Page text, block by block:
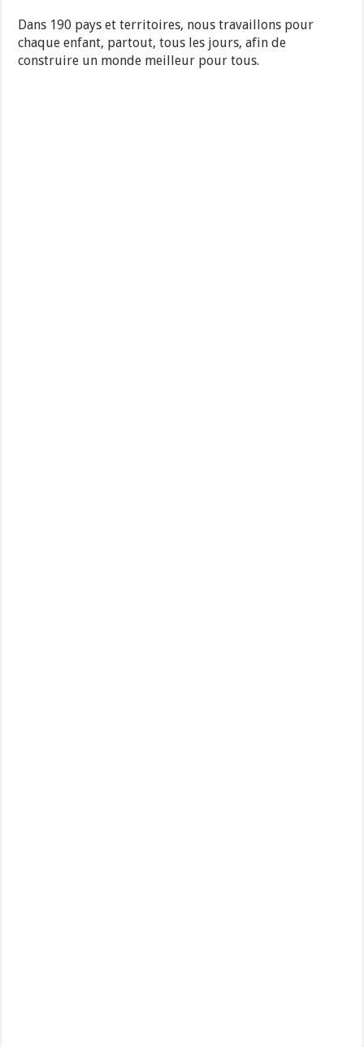
Dans 190 pays et territoires, nous travaillons pour
chaque enfant, partout, tous les jours, afin de
construire un monde meilleur pour tous.